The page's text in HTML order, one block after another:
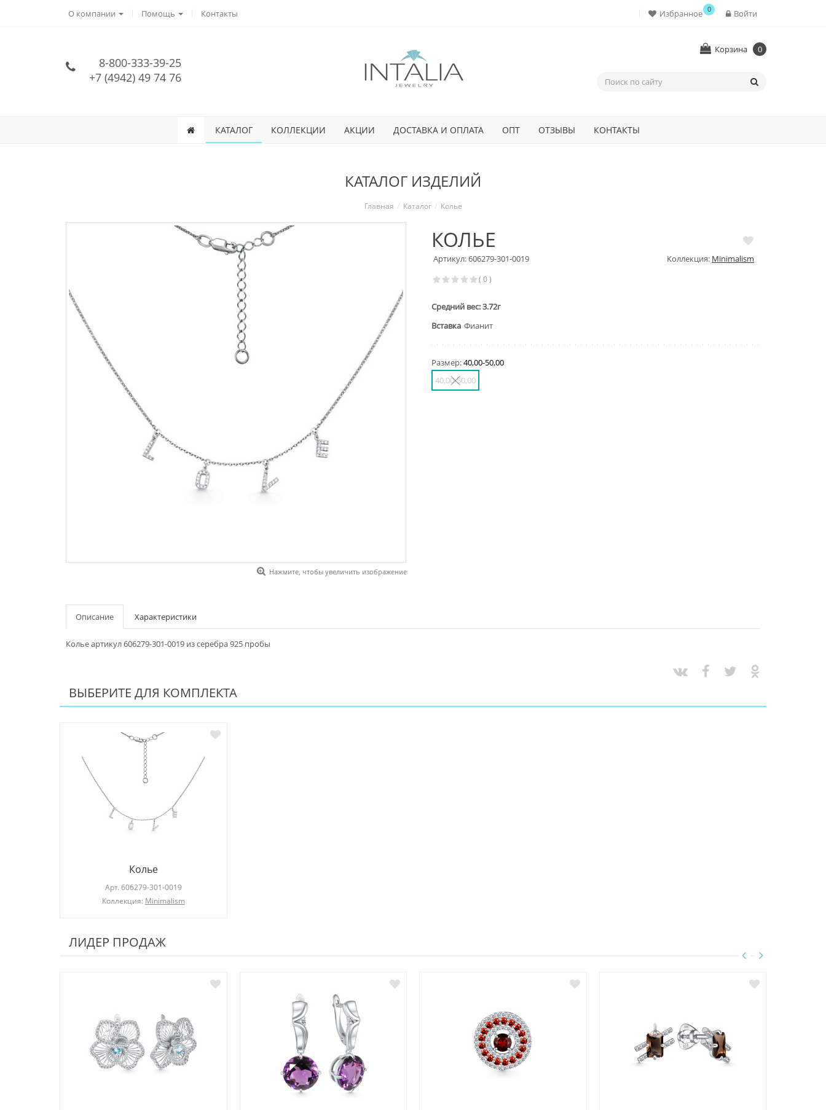
О компании Помощь Контакты Войти
Избранное 0
8-800-333-39-25
+7 (4942) 49 74 76
Корзина 0
КАТАЛОГ КОЛЛЕКЦИИ АКЦИИ ДОСТАВКА И ОПЛАТА ОПТ ОТЗЫВЫ КОНТАКТЫ
КАТАЛОГ ИЗДЕЛИЙ
Главная Каталог Колье
КОЛЬЕ
Нажмите, чтобы увеличить изображение
Артикул: 606279-301-0019 Коллекция: Minimalism
( 0 )
Средний вес: 3.72г
Вставка Фианит
Размер:40,00-50,00
40,00-50,00
Описание Характеристики
Колье артикул 606279-301-0019 из серебра 925 пробы
ВЫБЕРИТЕ ДЛЯ КОМПЛЕКТА
Колье
Арт. 606279-301-0019
Коллекция: Minimalism
ЛИДЕР ПРОДАЖ